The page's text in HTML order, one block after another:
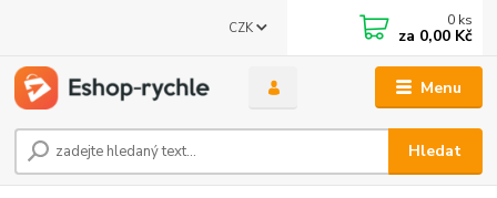
Menu
CZK
Hledat
0 ks
za 0,00 Kč